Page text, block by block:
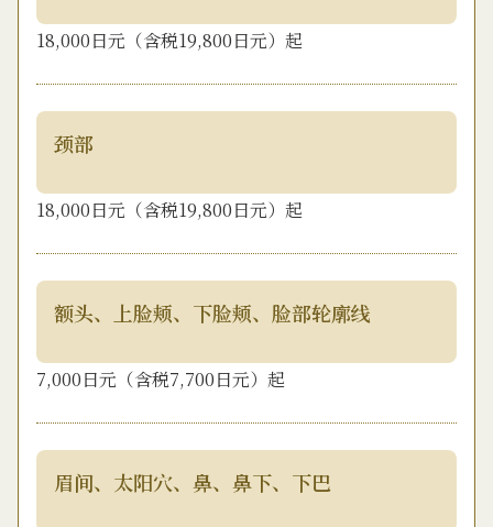
18,000日元（含税19,800日元）起
颈部
18,000日元（含税19,800日元）起
额头、上脸颊、下脸颊、脸部轮廓线
7,000日元（含税7,700日元）起
眉间、太阳穴、鼻、鼻下、下巴